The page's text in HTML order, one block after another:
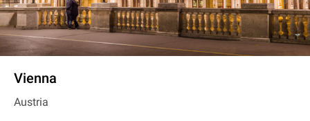
Vienna
Austria